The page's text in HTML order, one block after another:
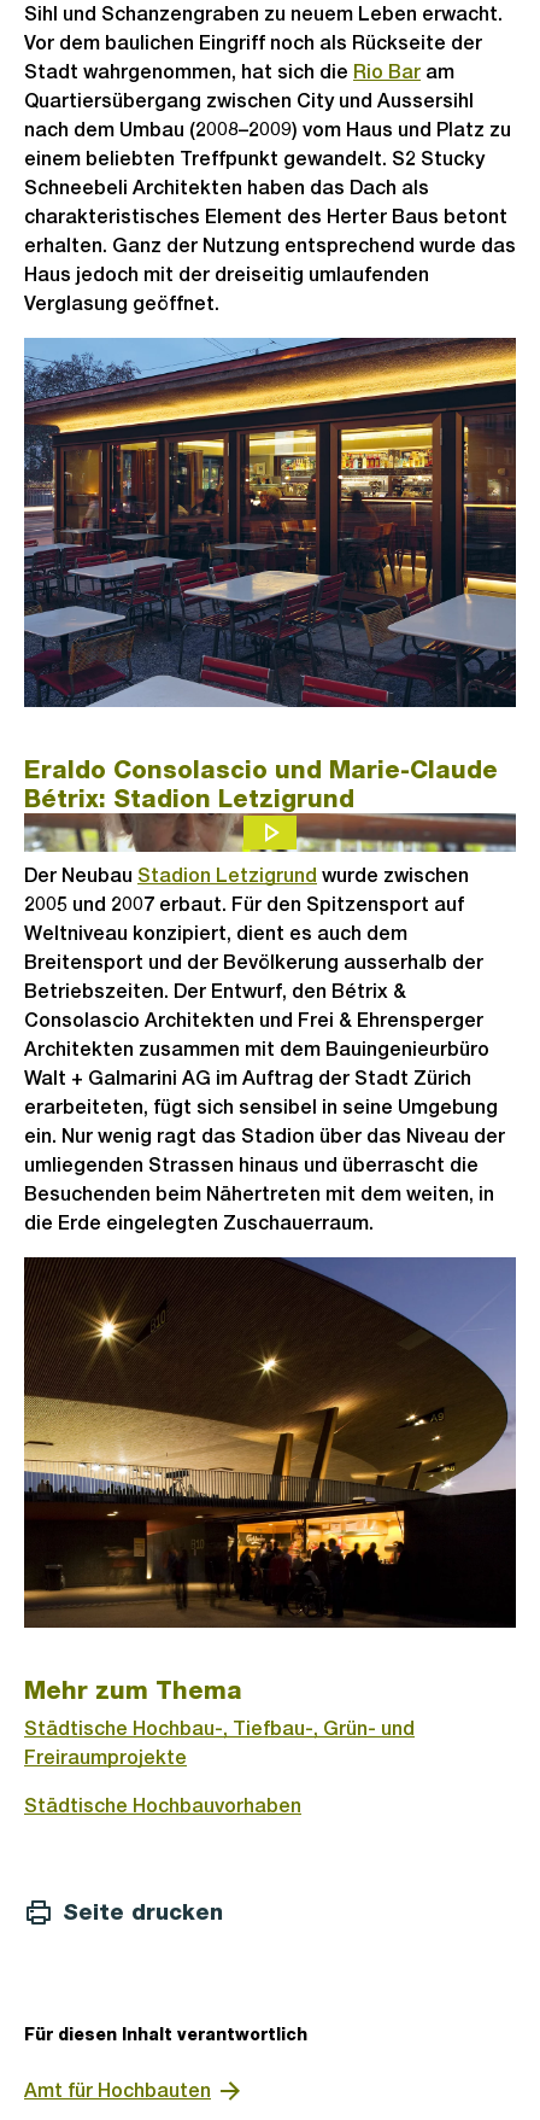
Sihl und Schanzengraben zu neuem Leben erwacht.
Vor dem baulichen Eingriff noch als Rückseite der
Stadt wahrgenommen, hat sich die Rio Bar am
Quartiersübergang zwischen City und Aussersihl
nach dem Umbau (2008–2009) vom Haus und Platz zu
einem beliebten Treffpunkt gewandelt. S2 Stucky
Schneebeli Architekten haben das Dach als
charakteristisches Element des Herter Baus betont
erhalten. Ganz der Nutzung entsprechend wurde das
Haus jedoch mit der dreiseitig umlaufenden
Verglasung geöffnet.
Eraldo Consolascio und Marie-Claude
Bétrix: Stadion Letzigrund
Der Neubau Stadion Letzigrund wurde zwischen
2005 und 2007 erbaut. Für den Spitzensport auf
Weltniveau konzipiert, dient es auch dem
Breitensport und der Bevölkerung ausserhalb der
Betriebszeiten. Der Entwurf, den Bétrix &
Consolascio Architekten und Frei & Ehrensperger
Architekten zusammen mit dem Bauingenieurbüro
Walt + Galmarini AG im Auftrag der Stadt Zürich
erarbeiteten, fügt sich sensibel in seine Umgebung
ein. Nur wenig ragt das Stadion über das Niveau der
umliegenden Strassen hinaus und überrascht die
Besuchenden beim Nähertreten mit dem weiten, in
die Erde eingelegten Zuschauerraum.
Mehr zum Thema
Städtische Hochbau-, Tiefbau-, Grün- und
Freiraumprojekte
Städtische Hochbauvorhaben
Seite drucken
Für diesen Inhalt verantwortlich
Amt für Hochbauten